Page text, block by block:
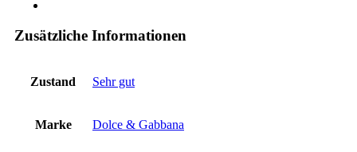
Zusätzliche Informationen
Zustand Sehr gut
Marke Dolce & Gabbana